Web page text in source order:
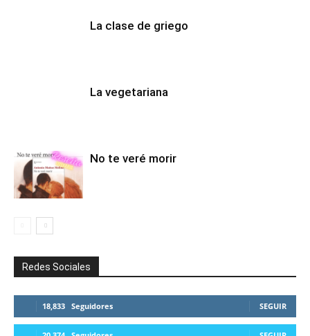
La clase de griego
La vegetariana
No te veré morir
Redes Sociales
18,833 Seguidores SEGUIR